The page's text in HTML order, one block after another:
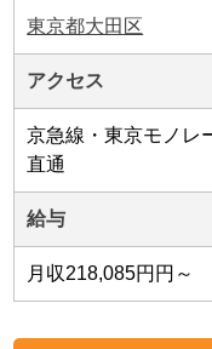
東京都大田区
アクセス
京急線・東京モノレ
直通
給与
月収218,085円円～